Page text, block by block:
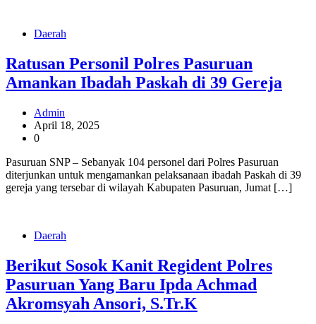
Daerah
Ratusan Personil Polres Pasuruan
Amankan Ibadah Paskah di 39 Gereja
Admin
April 18, 2025
0
Pasuruan SNP – Sebanyak 104 personel dari Polres Pasuruan
diterjunkan untuk mengamankan pelaksanaan ibadah Paskah di 39
gereja yang tersebar di wilayah Kabupaten Pasuruan, Jumat […]
Daerah
Berikut Sosok Kanit Regident Polres
Pasuruan Yang Baru Ipda Achmad
Akromsyah Ansori, S.Tr.K